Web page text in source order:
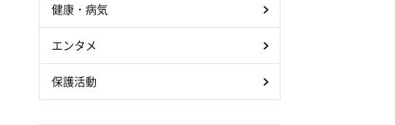
健康・病気
エンタメ
保護活動